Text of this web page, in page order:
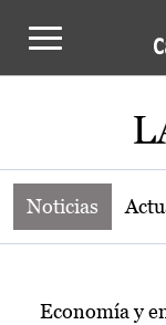
Noticias de
Noticias
Temas
Economía y